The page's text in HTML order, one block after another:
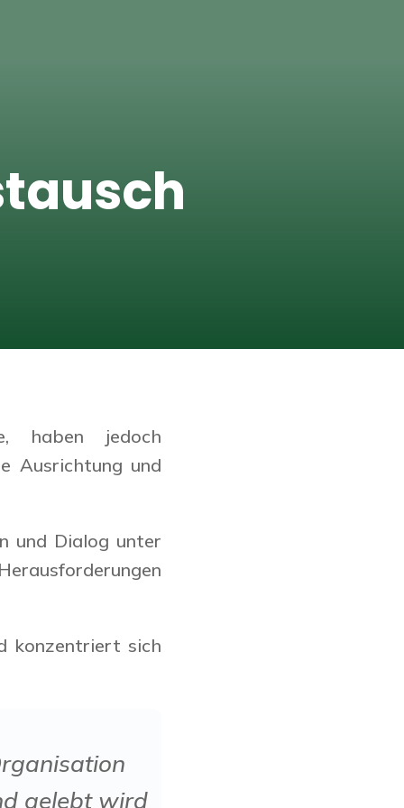
haben jedoch
Ausrichtung und
und Dialog unter
konzentriert sich
gelebt wird